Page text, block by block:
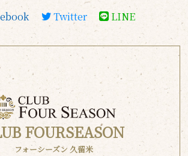
Twitter LINE
FOURSEASON
フォーシーズン 久留米